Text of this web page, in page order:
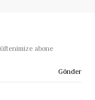
abone
Gönder